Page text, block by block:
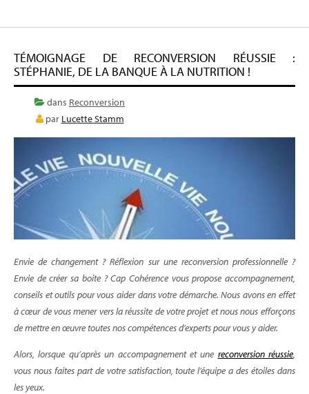
TÉMOIGNAGE DE RECONVERSION RÉUSSIE :
STÉPHANIE, DE LA BANQUE À LA NUTRITION !
dans Reconversion
par Lucette Stamm
Envie de changement ? Réflexion sur une reconversion professionnelle ?
Envie de créer sa boite ? Cap Cohérence vous propose accompagnement,
conseils et outils pour vous aider dans votre démarche. Nous avons en effet
à cœur de vous mener vers la réussite de votre projet et nous nous efforçons
de mettre en œuvre toutes nos compétences d’experts pour vous y aider.
Alors, lorsque qu’après un accompagnement et une reconversion réussie,
vous nous faites part de votre satisfaction, toute l’équipe a des étoiles dans
les yeux.